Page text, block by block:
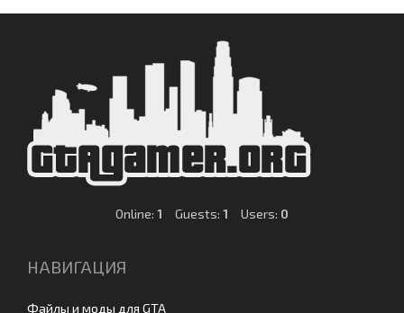
Online: 1 Guests: 1 Users: 0
НАВИГАЦИЯ
Файлы и моды для GTA